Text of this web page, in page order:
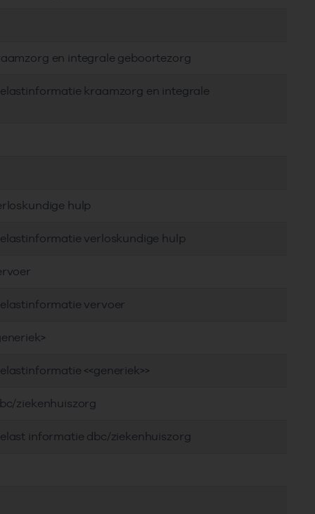
en integrale geboortezorg
kraamzorg en integrale
hulp
verloskundige hulp
vervoer
<<generiek>>
ziekenhuiszorg
informatie dbc/ziekenhuiszorg